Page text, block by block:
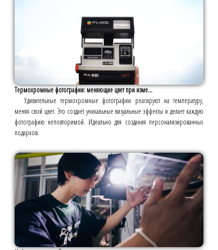
Термохромные фотографии: меняющие цвет при изме...
Удивительные термохромные фотографии реагируют на температуру,
меняя свой цвет. Это создаёт уникальные визуальные эффекты и делает каждую
фотографию неповторимой. Идеально для создания персонализированных
подарков.